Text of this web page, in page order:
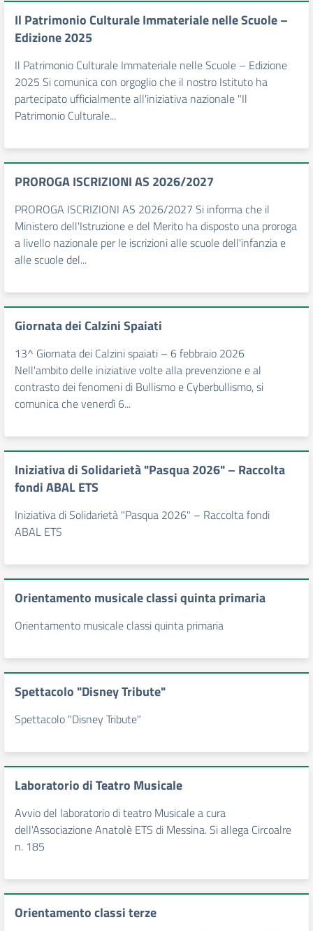
Il Patrimonio Culturale Immateriale nelle Scuole –
Edizione 2025
Il Patrimonio Culturale Immateriale nelle Scuole – Edizione
2025 Si comunica con orgoglio che il nostro Istituto ha
partecipato ufficialmente all'iniziativa nazionale "Il
Patrimonio Culturale...
PROROGA ISCRIZIONI AS 2026/2027
PROROGA ISCRIZIONI AS 2026/2027 Si informa che il
Ministero dell'Istruzione e del Merito ha disposto una proroga
a livello nazionale per le iscrizioni alle scuole dell'infanzia e
alle scuole del...
Giornata dei Calzini Spaiati
13^ Giornata dei Calzini spaiati – 6 febbraio 2026
Nell'ambito delle iniziative volte alla prevenzione e al
contrasto dei fenomeni di Bullismo e Cyberbullismo, si
comunica che venerdì 6...
Iniziativa di Solidarietà "Pasqua 2026" – Raccolta
fondi ABAL ETS
Iniziativa di Solidarietà "Pasqua 2026" – Raccolta fondi
ABAL ETS
Orientamento musicale classi quinta primaria
Orientamento musicale classi quinta primaria
Spettacolo "Disney Tribute"
Spettacolo "Disney Tribute"
Laboratorio di Teatro Musicale
Avvio del laboratorio di teatro Musicale a cura
dell'Associazione Anatolè ETS di Messina. Si allega Circoalre
n. 185
Orientamento classi terze